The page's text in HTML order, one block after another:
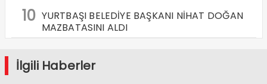
10 YURTBAŞI BELEDİYE BAŞKANI NİHAT DOĞAN
MAZBATASINI ALDI
İlgili Haberler